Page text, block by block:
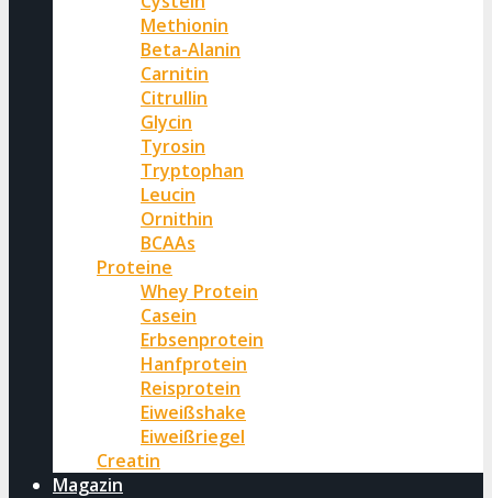
Methionin
Beta-Alanin
Carnitin
Citrullin
Glycin
Tyrosin
Tryptophan
Leucin
Ornithin
BCAAs
Proteine
Whey Protein
Casein
Erbsenprotein
Hanfprotein
Reisprotein
Eiweißshake
Eiweißriegel
Creatin
Magazin